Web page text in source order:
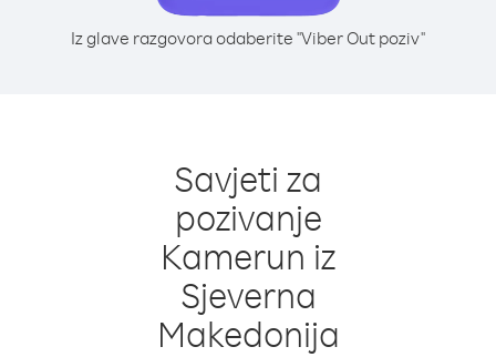
Iz glave razgovora odaberite "Viber Out poziv"
Savjeti za
pozivanje
Kamerun iz
Sjeverna
Makedonija